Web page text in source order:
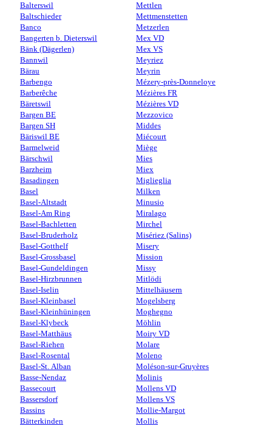
Balterswil
Baltschieder
Banco
Bangerten b. Dieterswil
Bänk (Dägerlen)
Bannwil
Bärau
Barbengo
Barberêche
Bäretswil
Bargen BE
Bargen SH
Bäriswil BE
Barmelweid
Bärschwil
Barzheim
Basadingen
Basel
Basel-Altstadt
Basel-Am Ring
Basel-Bachletten
Basel-Bruderholz
Basel-Gotthelf
Basel-Grossbasel
Basel-Gundeldingen
Basel-Hirzbrunnen
Basel-Iselin
Basel-Kleinbasel
Basel-Kleinhüningen
Basel-Klybeck
Basel-Matthäus
Basel-Riehen
Basel-Rosental
Basel-St. Alban
Basse-Nendaz
Bassecourt
Bassersdorf
Bassins
Bätterkinden
Mettlen
Mettmenstetten
Metzerlen
Mex VD
Mex VS
Meyriez
Meyrin
Mézery-près-Donneloye
Mézières FR
Mézières VD
Mezzovico
Middes
Miécourt
Miège
Mies
Miex
Miglieglia
Milken
Minusio
Miralago
Mirchel
Misériez (Salins)
Misery
Mission
Missy
Mitlödi
Mittelhäusern
Mogelsberg
Moghegno
Möhlin
Moiry VD
Molare
Moleno
Moléson-sur-Gruyères
Molinis
Mollens VD
Mollens VS
Mollie-Margot
Mollis